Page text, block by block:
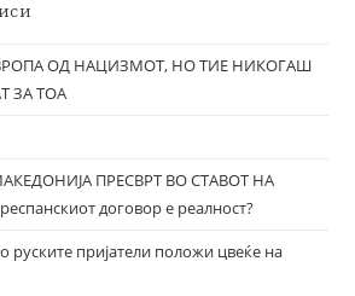
ОД НАЦИЗМОТ, НО ТИЕ НИКОГАШ
ЗА ТОА
ПРЕСВРТ ВО СТАВОТ НА
договор е реалност?
руските пријатели положи цвеќе на